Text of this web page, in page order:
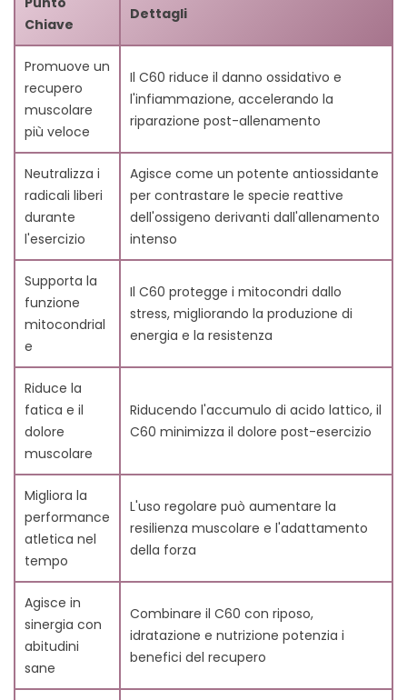
4.2. Riduzione del dolore muscolare
performance
4.4. Protezione contro la fatica muscolare
5. Come il C60 Supporta la Longevità e la Salute
Generale
7. Come Utilizzare il C60 per il Recupero Muscolare
7.1. Forme comuni di integratori di C60
7.2. Dosaggi e tempistiche suggeriti
7.3. Scegliere l'Olio Giusto per l'Integrazione di C60
8. Considerazioni Importanti
8.1. Limitazioni attuali degli studi sull'uomo
8.2. Possibili effetti collaterali e linee guida di
sicurezza
9. C60 e i suoi Benefici
10. Conclusione
11. FAQ
11.1. Cos'è il C60 e come aiuta con il recupero
muscolare?
11.2. Come migliora il C60 la resistenza e le prestazioni
negli atleti?
11.3. Il C60 può ridurre l'infiammazione dopo
l'esercizio?
11.4. Ci sono altri antiossidanti che funzionano bene
con il C60 per la forza muscolare?
11.5. L'uso del C60 ha benefici oltre il recupero
muscolare?
11.6. È necessaria un'integrazione nutrizionale insieme
a una dieta ricca di antiossidanti per gli atleti?
12. Riferimenti
Chiave
Dettagli
Promuove un
recupero
muscolare
più veloce
Il C60 riduce il danno ossidativo e
l'infiammazione, accelerando la
riparazione post-allenamento
Neutralizza i
radicali liberi
durante
l'esercizio
Agisce come un potente antiossidante
per contrastare le specie reattive
dell'ossigeno derivanti dall'allenamento
intenso
Supporta la
funzione
mitocondrial
e
Il C60 protegge i mitocondri dallo
stress, migliorando la produzione di
energia e la resistenza
Riduce la
fatica e il
dolore
muscolare
Riducendo l'accumulo di acido lattico, il
C60 minimizza il dolore post-esercizio
Migliora la
performance
atletica nel
tempo
L'uso regolare può aumentare la
resilienza muscolare e l'adattamento
della forza
Agisce in
sinergia con
abitudini
sane
Combinare il C60 con riposo,
idratazione e nutrizione potenzia i
benefici del recupero